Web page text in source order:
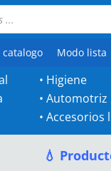
catalogo Modo lista
• Higiene
•Automotriz
•Accesorios
💧